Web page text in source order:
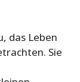
das Leben
Sie